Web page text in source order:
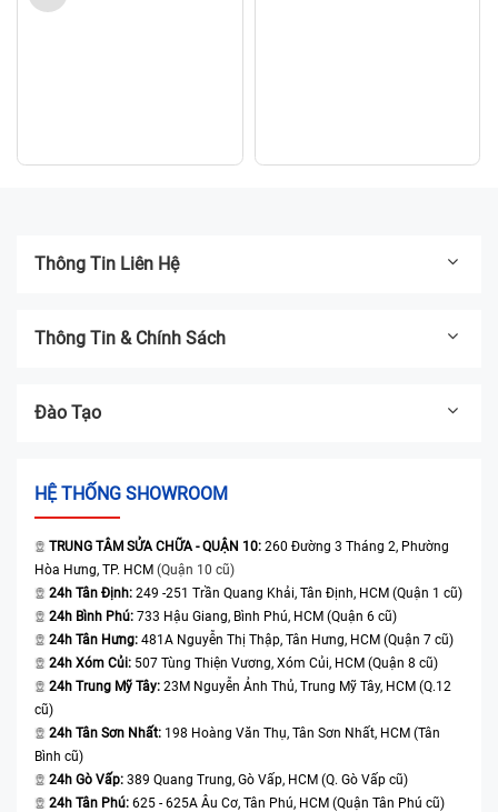
Thông Tin Liên Hệ
Thông Tin & Chính Sách
Đào Tạo
HỆ THỐNG SHOWROOM
TRUNG TÂM SỬA CHỮA - QUẬN 10: 260 Đường 3 Tháng 2, Phường
Hòa Hưng, TP. HCM (Quận 10 cũ)
24h Tân Định: 249 -251 Trần Quang Khải, Tân Định, HCM (Quận 1 cũ)
24h Bình Phú: 733 Hậu Giang, Bình Phú, HCM (Quận 6 cũ)
24h Tân Hưng: 481A Nguyễn Thị Thập, Tân Hưng, HCM (Quận 7 cũ)
24h Xóm Củi: 507 Tùng Thiện Vương, Xóm Củi, HCM (Quận 8 cũ)
24h Trung Mỹ Tây: 23M Nguyễn Ảnh Thủ, Trung Mỹ Tây, HCM (Q.12
cũ)
24h Tân Sơn Nhất: 198 Hoàng Văn Thụ, Tân Sơn Nhất, HCM (Tân
Bình cũ)
24h Gò Vấp: 389 Quang Trung, Gò Vấp, HCM (Q. Gò Vấp cũ)
24h Tân Phú: 625 - 625A Âu Cơ, Tân Phú, HCM (Quận Tân Phú cũ)